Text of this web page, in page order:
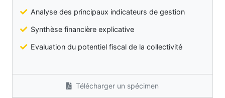
Analyse des principaux indicateurs de gestion
Synthèse financière explicative
Evaluation du potentiel fiscal de la collectivité
Télécharger un spécimen